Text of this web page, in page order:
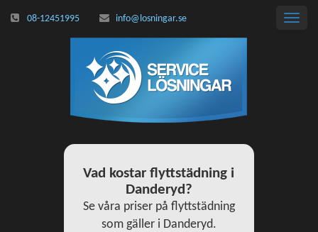
08-12451995 info@losningar.se
Vad kostar flyttstädning i
Danderyd?
Se våra priser på flyttstädning
som gäller i Danderyd.